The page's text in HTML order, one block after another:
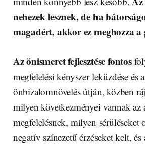
nehezek lesznek, de ha
magadért, akkor ez meghozza a
Az önismeret fejlesztése fontos
megfelelési kényszer leküzdése és
önbizalomnövelés útján, közben
milyen következményei vannak az
megfelelésnek, milyen sérüléseket
negatív színezetű érzéseket kelt, és